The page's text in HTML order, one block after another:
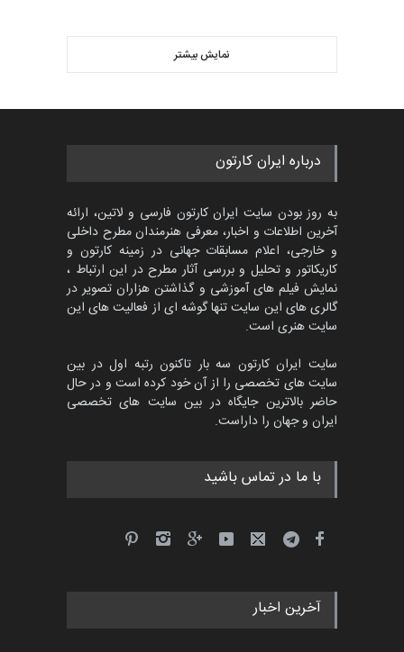
کارتون CARTUNION ، …
مسابقۀ بین‌المللی کارتون و
کاریکاتور «البغلی…
جشنواره بین‌المللی کارتون
مدارس پرتغال، ۲۰۲۷
مهلت 4 ماه دیگر
پنجمین مسابقۀ بین‌المللی
کارتون طنز «کلاه‌ای…
مهلت
گالری حدود یک ماه قبل
نمایش بیشتر
درباره ایران کارتون
به روز بودن سایت ایران کارتون فارسی و لاتین، ارائه
آخرین اطلاعات و اخبار، معرفی هنرمندان مطرح داخلی
و خارجی، اعلام مسابقات جهانی در زمینه کارتون و
کاریکاتور و تحلیل و بررسی آثار مطرح در این ارتباط ،
نمایش فیلم های آموزشی و گذاشتن هزاران تصویر در
گالری های این سایت تنها گوشه ای از فعالیت های این
سایت هنری است.
سایت ایران کارتون سه بار تاکنون رتبه اول در بین
سایت های تخصصی را از آن خود کرده است و در حال
حاضر بالاترین جایگاه در بین سایت های تخصصی
ایران و جهان را داراست.
با ما در تماس باشید
آخرین اخبار